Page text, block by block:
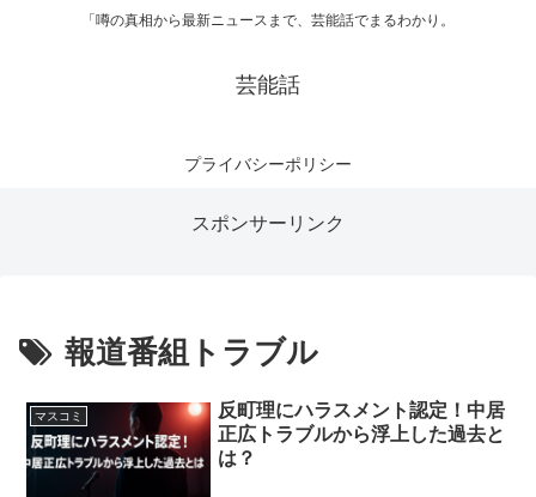
「噂の真相から最新ニュースまで、芸能話でまるわかり。
芸能話
プライバシーポリシー
スポンサーリンク
報道番組トラブル
マスコミ
反町理にハラスメント認定！中居
正広トラブルから浮上した過去と
は？